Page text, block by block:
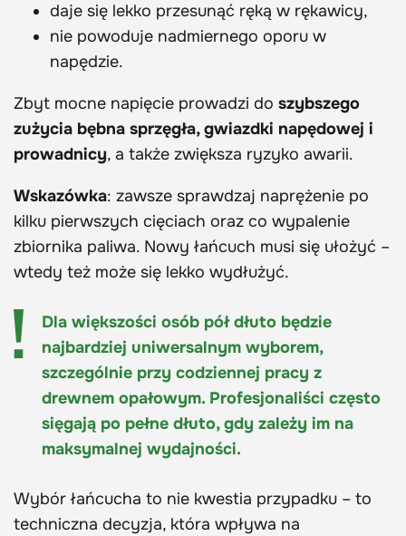
daje się lekko przesunąć ręką w rękawicy,
nie powoduje nadmiernego oporu w
napędzie.
Zbyt mocne napięcie prowadzi do szybszego
zużycia bębna sprzęgła, gwiazdki napędowej i
prowadnicy, a także zwiększa ryzyko awarii.
Wskazówka: zawsze sprawdzaj naprężenie po
kilku pierwszych cięciach oraz co wypalenie
zbiornika paliwa. Nowy łańcuch musi się ułożyć –
wtedy też może się lekko wydłużyć.
Dla większości osób pół dłuto będzie
najbardziej uniwersalnym wyborem,
szczególnie przy codziennej pracy z
drewnem opałowym. Profesjonaliści często
sięgają po pełne dłuto, gdy zależy im na
maksymalnej wydajności.
Wybór łańcucha to nie kwestia przypadku – to
techniczna decyzja, która wpływa na